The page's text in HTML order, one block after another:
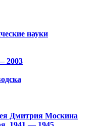
науки
2003
Дмитрия Москина